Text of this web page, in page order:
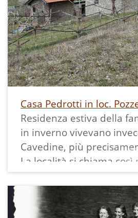
fieno, che veniva
catena e portato alla
entrava ben pressato
appeso sotto, che
in base alla quantità di
il fieno non veniva
si piegava anziché
Un pedale, ora assente,
attraverso il perno sulla
macchinario alla ruota,
caricava di far forza
davanti a movimentare
Talvolta la quantità di
era comunque
Casa Pedrotti in loc.
Residenza estiva della
in inverno vivevano
Cavedine, più
La località si chiama così
"fontane" sulle pendici
nelle risorse correlate a
contenuto.